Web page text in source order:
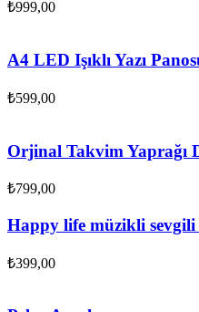
₺999,00
A4 LED Işıklı Yazı
₺599,00
Orjinal Takvim Yaprağı
₺799,00
Happy life müzikli sevgili
₺399,00